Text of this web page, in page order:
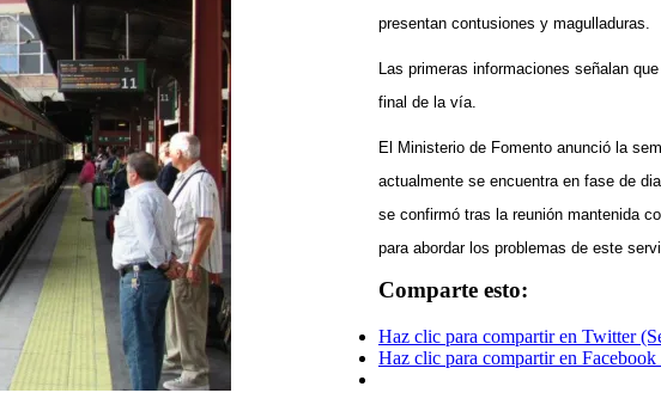
presentan contusiones y magulladuras.
Las primeras informaciones señalan que
final de la vía.
El Ministerio de Fomento anunció la
actualmente se encuentra en fase de
se confirmó tras la reunión mantenida
para abordar los problemas de este
Comparte esto:
Haz clic para compartir en Twitter
Haz clic para compartir en